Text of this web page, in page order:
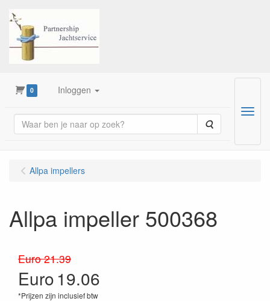
0 Inloggen
Zoeken
Menu
Allpa impellers
Allpa impeller 500368
Euro 21.39
Euro19.06
*Prijzen zijn inclusief btw